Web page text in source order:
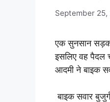
September 25,
एक सुनसान सड़क
इसलिए वह पैदल
आदमी ने बाइक
बाइक सवार